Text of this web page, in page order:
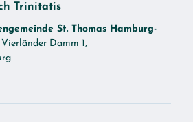
Trinitatis
St. Thomas Hamburg-
Vierländer Damm 1,